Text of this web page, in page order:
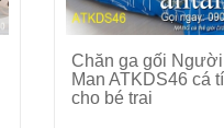
Hết
Chăn ga gối
Man ATKDS46 cá
cho bé trai